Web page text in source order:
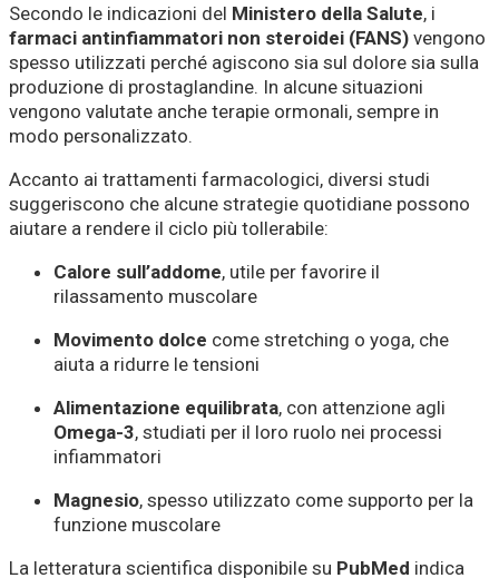
Secondo le indicazioni del Ministero della Salute, i
farmaci antinfiammatori non steroidei (FANS) vengono
spesso utilizzati perché agiscono sia sul dolore sia sulla
produzione di prostaglandine. In alcune situazioni
vengono valutate anche terapie ormonali, sempre in
modo personalizzato.
Accanto ai trattamenti farmacologici, diversi studi
suggeriscono che alcune strategie quotidiane possono
aiutare a rendere il ciclo più tollerabile:
Calore sull’addome, utile per favorire il
rilassamento muscolare
Movimento dolce come stretching o yoga, che
aiuta a ridurre le tensioni
Alimentazione equilibrata, con attenzione agli
Omega-3, studiati per il loro ruolo nei processi
infiammatori
Magnesio, spesso utilizzato come supporto per la
funzione muscolare
La letteratura scientifica disponibile su PubMed indica